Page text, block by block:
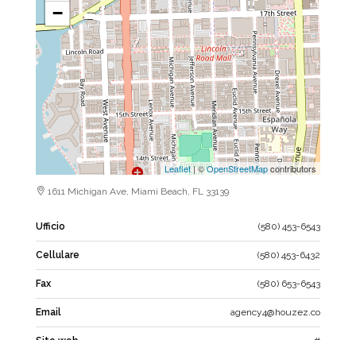
−
Leaflet| ©OpenStreetMapcontributors
1611 Michigan Ave, Miami Beach, FL 33139
Ufficio (580) 453-6543
Cellulare (580) 453-6432
Fax (580) 653-6543
Email agency4@houzez.co